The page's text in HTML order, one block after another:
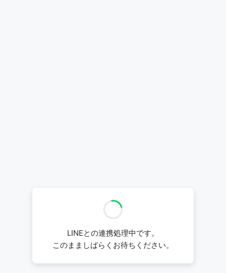
LINEとの連携処理中です。
このまましばらくお待ちください。